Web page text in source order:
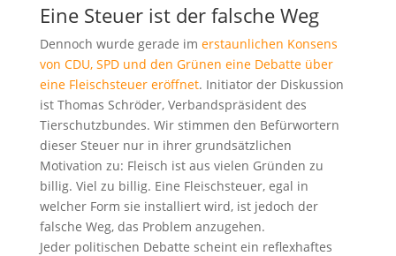
Eine Steuer ist der falsche Weg
Dennoch wurde gerade im erstaunlichen Konsens
von CDU, SPD und den Grünen eine Debatte über
eine Fleischsteuer eröffnet. Initiator der Diskussion
ist Thomas Schröder, Verbandspräsident des
Tierschutzbundes. Wir stimmen den Befürwortern
dieser Steuer nur in ihrer grundsätzlichen
Motivation zu: Fleisch ist aus vielen Gründen zu
billig. Viel zu billig. Eine Fleischsteuer, egal in
welcher Form sie installiert wird, ist jedoch der
falsche Weg, das Problem anzugehen.
Jeder politischen Debatte scheint ein reflexhaftes